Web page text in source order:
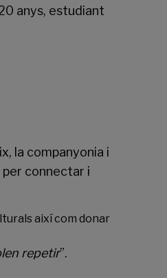
anys, estudiant
la companyonia i
per connectar i
així com donar
repetir”.